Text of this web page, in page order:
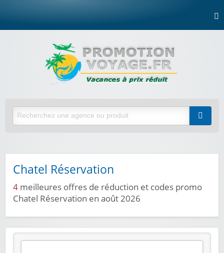
Chatel Réservation
4 meilleures offres de réduction et codes promo
Chatel Réservation en août 2026